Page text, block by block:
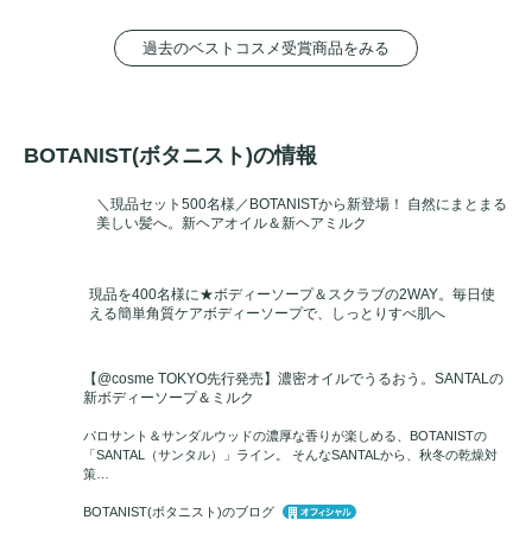
過去のベストコスメ受賞商品をみる
BOTANIST(ボタニスト)の情報
＼現品セット500名様／BOTANISTから新登場！ 自然にまとまる
美しい髪へ。新ヘアオイル＆新ヘアミルク
現品を400名様に★ボディーソープ＆スクラブの2WAY。毎日使
える簡単角質ケアボディーソープで、しっとりすべ肌へ
【@cosme TOKYO先行発売】濃密オイルでうるおう。SANTALの
新ボディーソープ＆ミルク
パロサント＆サンダルウッドの濃厚な香りが楽しめる、BOTANISTの
「SANTAL（サンタル）」ライン。 そんなSANTALから、秋冬の乾燥対
策…
BOTANIST(ボタニスト)のブログ